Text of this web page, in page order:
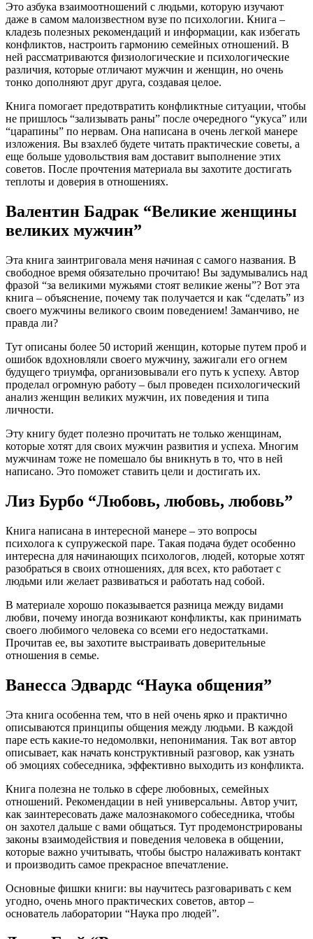
Это азбука взаимоотношений с людьми, которую изучают
даже в самом малоизвестном вузе по психологии. Книга –
кладезь полезных рекомендаций и информации, как избегать
конфликтов, настроить гармонию семейных отношений. В
ней рассматриваются физиологические и психологические
различия, которые отличают мужчин и женщин, но очень
тонко дополняют друг друга, создавая целое.
Книга помогает предотвратить конфликтные ситуации, чтобы
не пришлось “зализывать раны” после очередного “укуса” или
“царапины” по нервам. Она написана в очень легкой манере
изложения. Вы взахлеб будете читать практические советы, а
еще больше удовольствия вам доставит выполнение этих
советов. После прочтения материала вы захотите достигать
теплоты и доверия в отношениях.
Валентин Бадрак “Великие женщины
великих мужчин”
Эта книга заинтриговала меня начиная с самого названия. В
свободное время обязательно прочитаю! Вы задумывались над
фразой “за великими мужьями стоят великие жены”? Вот эта
книга – объяснение, почему так получается и как “сделать” из
своего мужчины великого своим поведением! Заманчиво, не
правда ли?
Тут описаны более 50 историй женщин, которые путем проб и
ошибок вдохновляли своего мужчину, зажигали его огнем
будущего триумфа, организовывали его путь к успеху. Автор
проделал огромную работу – был проведен психологический
анализ женщин великих мужчин, их поведения и типа
личности.
Эту книгу будет полезно прочитать не только женщинам,
которые хотят для своих мужчин развития и успеха. Многим
мужчинам тоже не помешало бы вникнуть в то, что в ней
написано. Это поможет ставить цели и достигать их.
Лиз Бурбо “Любовь, любовь, любовь”
Книга написана в интересной манере – это вопросы
психолога к супружеской паре. Такая подача будет особенно
интересна для начинающих психологов, людей, которые хотят
разобраться в своих отношениях, для всех, кто работает с
людьми или желает развиваться и работать над собой.
В материале хорошо показывается разница между видами
любви, почему иногда возникают конфликты, как принимать
своего любимого человека со всеми его недостатками.
Прочитав ее, вы захотите выстраивать доверительные
отношения в семье.
Ванесса Эдвардс “Наука общения”
Эта книга особенна тем, что в ней очень ярко и практично
описываются принципы общения между людьми. В каждой
паре есть какие-то недомолвки, непонимания. Так вот автор
описывает, как начать конструктивный разговор, как узнать
об эмоциях собеседника, эффективно выходить из конфликта.
Книга полезна не только в сфере любовных, семейных
отношений. Рекомендации в ней универсальны. Автор учит,
как заинтересовать даже малознакомого собеседника, чтобы
он захотел дальше с вами общаться. Тут продемонстрированы
законы взаимодействия и поведения человека в общении,
которые важно учитывать, чтобы быстро налаживать контакт
и производить самое прекрасное впечатление.
Основные фишки книги: вы научитесь разговаривать с кем
угодно, очень много практических советов, автор –
основатель лаборатории “Наука про людей”.